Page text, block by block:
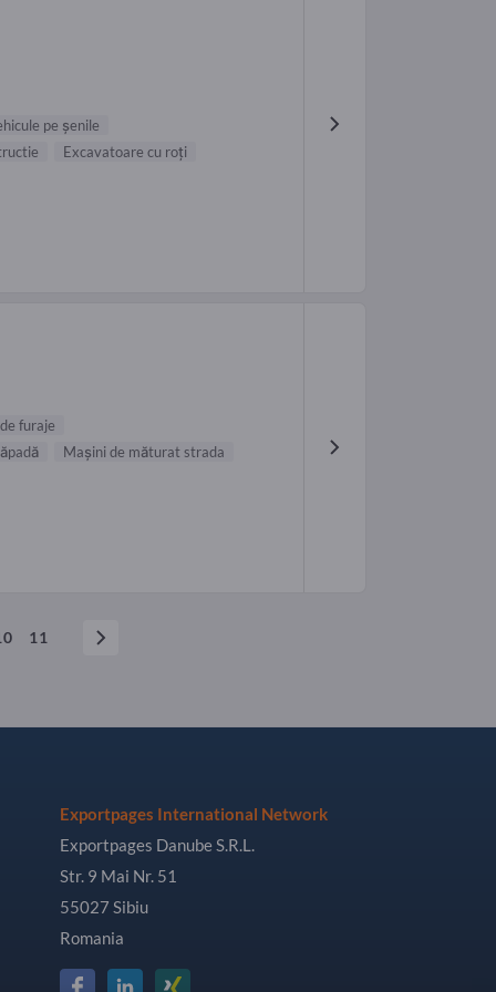
pe șenile
Excavatoare cu roți
furaje
Mașini de măturat strada
11
Exportpages International Network
Exportpages Danube S.R.L.
Str. 9 Mai Nr. 51
55027 Sibiu
Romania